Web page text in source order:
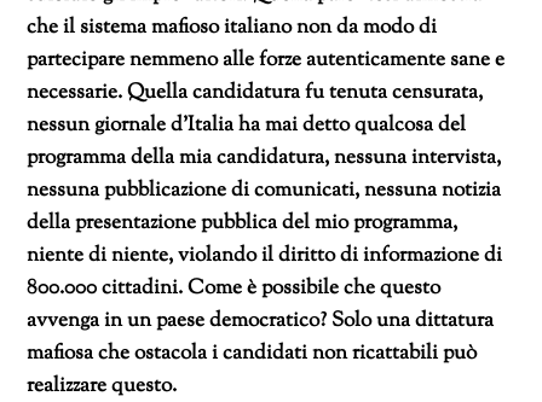
che il sistema mafioso italiano non da modo di
partecipare nemmeno alle forze autenticamente sane e
necessarie. Quella candidatura fu tenuta censurata,
nessun giornale d’Italia ha mai detto qualcosa del
programma della mia candidatura, nessuna intervista,
nessuna pubblicazione di comunicati, nessuna notizia
della presentazione pubblica del mio programma,
niente di niente, violando il diritto di informazione di
800.000 cittadini. Come è possibile che questo
avvenga in un paese democratico? Solo una dittatura
mafiosa che ostacola i candidati non ricattabili può
realizzare questo.